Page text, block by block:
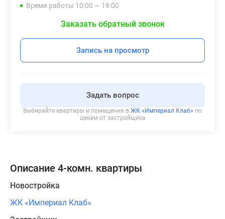
Время работы 10:00 — 19:00
Заказать обратный звонок
Запись на просмотр
Задать вопрос
Выбирайте квартиры и помещения в ЖК «Империал Клаб» по
ценам от застройщика
Описание 4-комн. квартиры
Новостройка
ЖК «Империал Клаб»